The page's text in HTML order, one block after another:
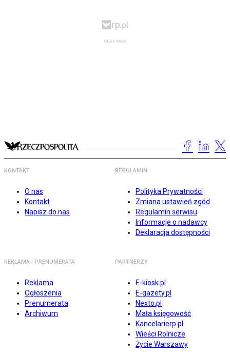
KONTAKT
O nas
Kontakt
Napisz do nas
REGULAMIN
Polityka Prywatności
Zmiana ustawień zgód
Regulamin serwisu
Informacje o nadawcy
Deklaracja dostępności
REKLAMA I PRENUMERATA
Reklama
Ogłoszenia
Prenumerata
Archiwum
PARTNERZY
E-kiosk.pl
E-gazety.pl
Nexto.pl
Mała księgowość
Kancelarierp.pl
Wieści Rolnicze
Życie Warszawy